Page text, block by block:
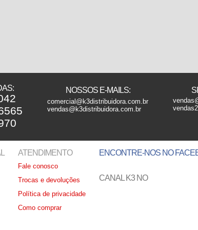
NOSSOS E-MAILS:
comercial@k3distribuidora.com.br
vendas@k3distribuidora.com.br
ATENDIMENTO
Fale conosco
Trocas e devoluções
Política de privacidade
Como comprar
ENCONTRE-NOS NO
CANAL K3 NO